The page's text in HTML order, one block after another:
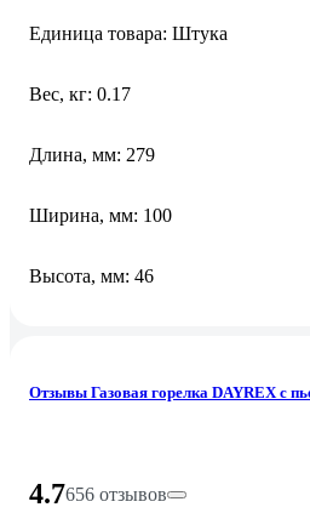
Единица товара: Штука
Вес, кг: 0.17
Длина, мм: 279
Ширина, мм: 100
Высота, мм: 46
Отзывы Газовая горелка DAYREX с
4.7656 отзывов